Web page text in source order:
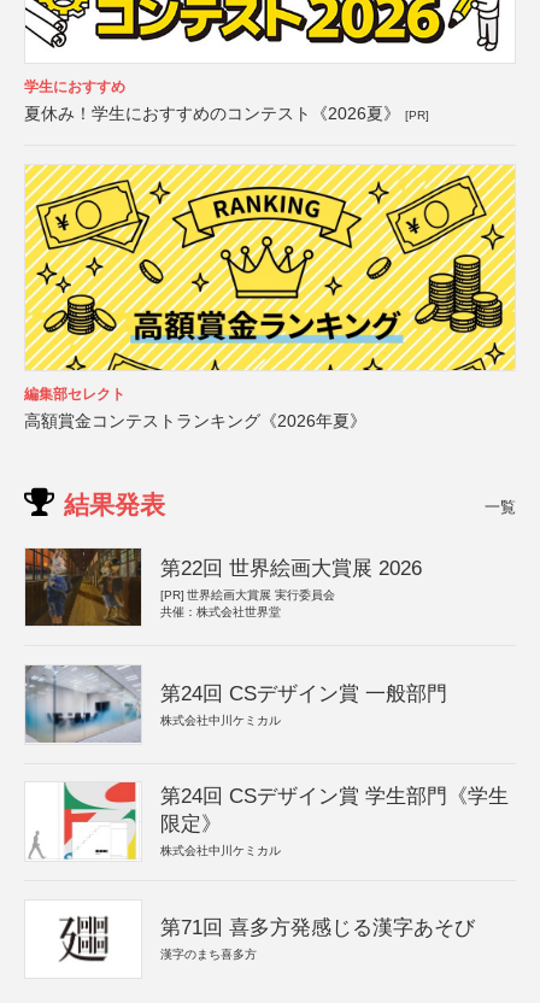
学生におすすめ
夏休み！学生におすすめのコンテスト《2026夏》 [PR]
編集部セレクト
高額賞金コンテストランキング《2026年夏》
結果発表 一覧
第22回 世界絵画大賞展 2026
[PR] 世界絵画大賞展 実行委員会
共催：株式会社世界堂
第24回 CSデザイン賞 一般部門
株式会社中川ケミカル
第24回 CSデザイン賞 学生部門《学生
限定》
株式会社中川ケミカル
第71回 喜多方発感じる漢字あそび
漢字のまち喜多方